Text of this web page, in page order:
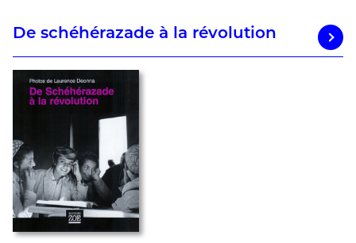
De schéhérazade à la révolution